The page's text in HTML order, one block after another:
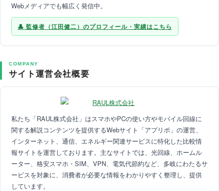
Webメディアでも幅広く発信中。
監修者（江田健二）のプロフィール・実績はこちら
COMPANY
サイト運営会社概要
私たち「RAUL株式会社」はスマホやPCの使い方やモバイル回線に
関する解説コンテンツを提供するWebサイト「アプリポ」の運営、
インターネット、通信、エネルギー関連サービスに特化した比較情
報サイトを運営しております。主なサイトでは、光回線、ホームル
ーター、格安スマホ・SIM、VPN、電気代節約など、多岐にわたるサ
ービスを対象に、消費者が必要な情報をわかりやすく整理し、提供
しています。